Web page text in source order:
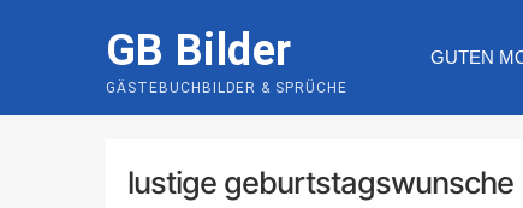
GB Bilder
GÄSTEBUCHBILDER & SPRÜCHE
GUTEN
lustige geburtstagswunsche